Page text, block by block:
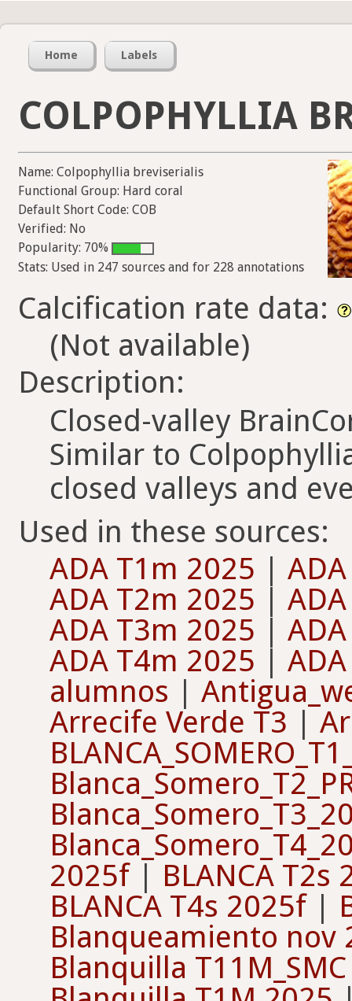
Home Labels
COLPOPHYLLIA
Name: Colpophyllia breviserialis
Functional Group: Hard coral
Default Short Code: COB
Verified: No
Popularity: 70%
Stats: Used in 247 sources and for 228 annotations
Calcification rate data:
(Not available)
Description:
Closed-valley
Similar to
closed valleys and
Used in these sources:
ADA T1m 2025 |
ADA T2m 2025 |
ADA T3m 2025 |
ADA T4m 2025 |
alumnos |
Arrecife Verde T3 |
2025f| BLANCA T2s
BLANCA T4s 2025f|
Blanqueamiento nov
Blanquilla T11M_SMC